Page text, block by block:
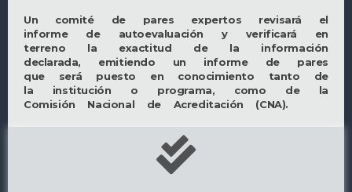
Un comité de pares expertos revisará el
informe de autoevaluación y verificará en
terreno la exactitud de la información
declarada, emitiendo un informe de pares
que será puesto en conocimiento tanto de
la institución o programa, como de la
Comisión Nacional de Acreditación (CNA).